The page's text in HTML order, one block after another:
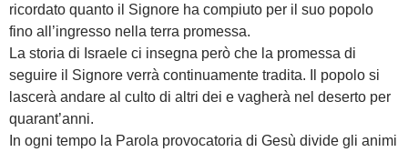
ricordato quanto il Signore ha compiuto per il suo popolo
fino all’ingresso nella terra promessa.
La storia di Israele ci insegna però che la promessa di
seguire il Signore verrà continuamente tradita. Il popolo si
lascerà andare al culto di altri dei e vagherà nel deserto per
quarant’anni.
In ogni tempo la Parola provocatoria di Gesù divide gli animi